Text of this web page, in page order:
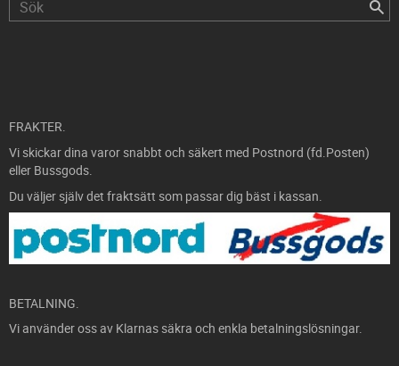
FRAKTER.
Vi skickar dina varor snabbt och säkert med Postnord (fd.Posten)
eller Bussgods.
Du väljer själv det fraktsätt som passar dig bäst i kassan.
BETALNING.
Vi använder oss av Klarnas säkra och enkla betalningslösningar.